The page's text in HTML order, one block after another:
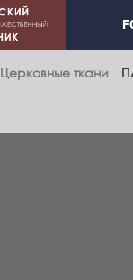
Церковные ткани